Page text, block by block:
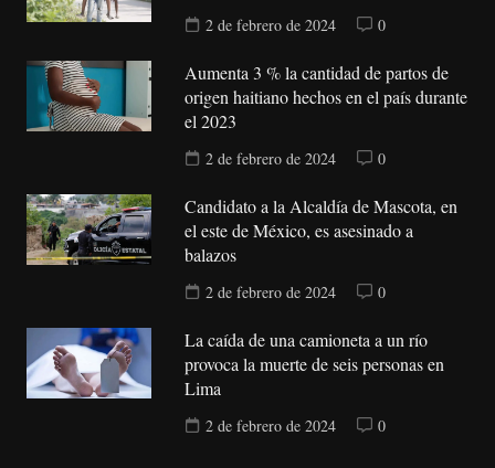
2 de febrero de 2024 0
Aumenta 3 % la cantidad de partos de
origen haitiano hechos en el país durante
el 2023
2 de febrero de 2024 0
Candidato a la Alcaldía de Mascota, en
el este de México, es asesinado a
balazos
2 de febrero de 2024 0
La caída de una camioneta a un río
provoca la muerte de seis personas en
Lima
2 de febrero de 2024 0